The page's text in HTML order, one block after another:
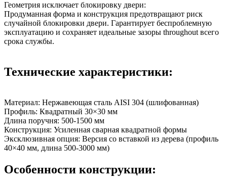
Геометрия исключает блокировку двери:
Продуманная форма и конструкция предотвращают риск
случайной блокировки двери. Гарантирует беспроблемную
эксплуатацию и сохраняет идеальные зазоры throughout всего
срока службы.
Технические характеристики:
Материал: Нержавеющая сталь AISI 304 (шлифованная)
Профиль: Квадратный 30×30 мм
Длина поручня: 500-1500 мм
Конструкция: Усиленная сварная квадратной формы
Эксклюзивная опция: Версия со вставкой из дерева (профиль
40×40 мм, длина 500-3000 мм)
Особенности конструкции: